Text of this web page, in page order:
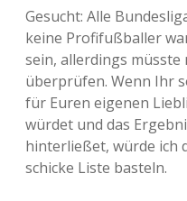
Gesucht: Alle
keine Profifußballer
sein, allerdings müsste
überprüfen. Wenn Ihr
für Euren eigenen
würdet und das
hinterließet, würde ich
schicke Liste basteln.